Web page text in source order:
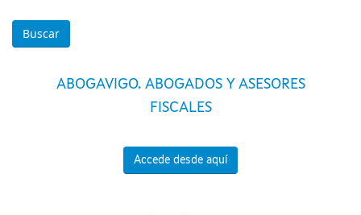
ABOGAVIGO. ABOGADOS Y ASESORES
FISCALES
Accede desde aquí